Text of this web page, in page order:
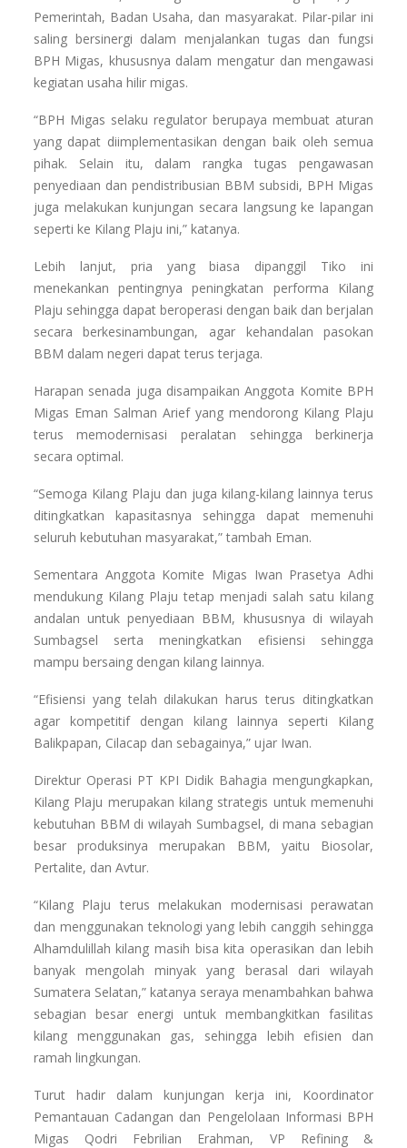
Pemerintah, Badan Usaha, dan masyarakat. Pilar-pilar ini
saling bersinergi dalam menjalankan tugas dan fungsi
BPH Migas, khususnya dalam mengatur dan mengawasi
kegiatan usaha hilir migas.
“BPH Migas selaku regulator berupaya membuat aturan
yang dapat diimplementasikan dengan baik oleh semua
pihak. Selain itu, dalam rangka tugas pengawasan
penyediaan dan pendistribusian BBM subsidi, BPH Migas
juga melakukan kunjungan secara langsung ke lapangan
seperti ke Kilang Plaju ini,” katanya.
Lebih lanjut, pria yang biasa dipanggil Tiko ini
menekankan pentingnya peningkatan performa Kilang
Plaju sehingga dapat beroperasi dengan baik dan berjalan
secara berkesinambungan, agar kehandalan pasokan
BBM dalam negeri dapat terus terjaga.
Harapan senada juga disampaikan Anggota Komite BPH
Migas Eman Salman Arief yang mendorong Kilang Plaju
terus memodernisasi peralatan sehingga berkinerja
secara optimal.
“Semoga Kilang Plaju dan juga kilang-kilang lainnya terus
ditingkatkan kapasitasnya sehingga dapat memenuhi
seluruh kebutuhan masyarakat,” tambah Eman.
Sementara Anggota Komite Migas Iwan Prasetya Adhi
mendukung Kilang Plaju tetap menjadi salah satu kilang
andalan untuk penyediaan BBM, khususnya di wilayah
Sumbagsel serta meningkatkan efisiensi sehingga
mampu bersaing dengan kilang lainnya.
“Efisiensi yang telah dilakukan harus terus ditingkatkan
agar kompetitif dengan kilang lainnya seperti Kilang
Balikpapan, Cilacap dan sebagainya,” ujar Iwan.
Direktur Operasi PT KPI Didik Bahagia mengungkapkan,
Kilang Plaju merupakan kilang strategis untuk memenuhi
kebutuhan BBM di wilayah Sumbagsel, di mana sebagian
besar produksinya merupakan BBM, yaitu Biosolar,
Pertalite, dan Avtur.
“Kilang Plaju terus melakukan modernisasi perawatan
dan menggunakan teknologi yang lebih canggih sehingga
Alhamdulillah kilang masih bisa kita operasikan dan lebih
banyak mengolah minyak yang berasal dari wilayah
Sumatera Selatan,” katanya seraya menambahkan bahwa
sebagian besar energi untuk membangkitkan fasilitas
kilang menggunakan gas, sehingga lebih efisien dan
ramah lingkungan.
Turut hadir dalam kunjungan kerja ini, Koordinator
Pemantauan Cadangan dan Pengelolaan Informasi BPH
Migas Qodri Febrilian Erahman, VP Refining &